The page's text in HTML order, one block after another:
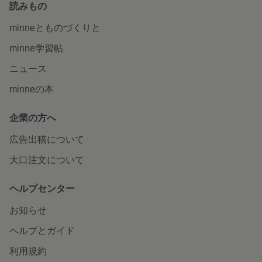
読みもの
minneとものづくりと
minne学習帖
ニュース
minneの本
企業の方へ
広告出稿について
大口注文について
ヘルプセンター
お知らせ
ヘルプとガイド
利用規約